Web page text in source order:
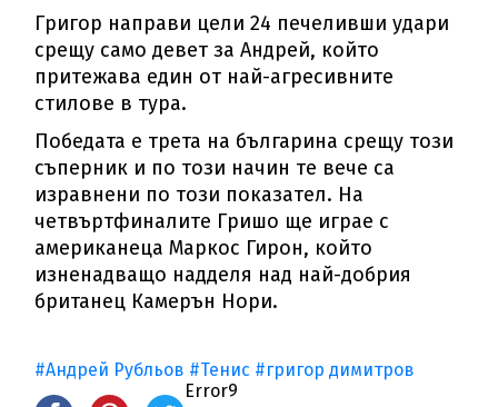
Григор направи цели 24 печеливши удари
срещу само девет за Андрей, който
притежава един от най-агресивните
стилове в тура.
Победата е трета на българина срещу този
съперник и по този начин те вече са
изравнени по този показател. На
четвъртфиналите Гришо ще играе с
американеца Маркос Гирон, който
изненадващо надделя над най-добрия
британец Камерън Нори.
#Андрей Рубльов #Тенис #григор димитров
Error9